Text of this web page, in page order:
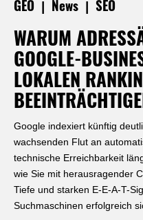
GEO News SEO
WARUM
GOOGLE-
LOKALEN
Google indexiert künftig
wachsenden Flut an
technische Erreichbarkeit
wie Sie mit herausragender
Tiefe und starken E-E-A-T-
Suchmaschinen erfolgreich